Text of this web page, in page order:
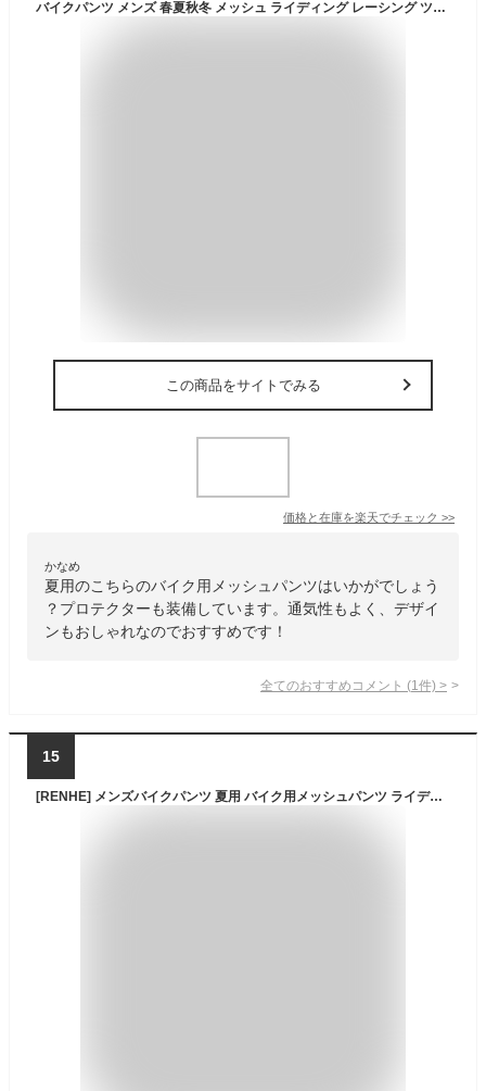
バイクパンツ メンズ 春夏秋冬 メッシュ ライディング レーシング ツーリング バイク用 4シーズン 防風耐磨 プロテクター装備 保温インナー付き
この商品をサイトでみる
価格と在庫を楽天でチェック >>
かなめ
夏用のこちらのバイク用メッシュパンツはいかがでしょう
？プロテクターも装備しています。通気性もよく、デザイ
ンもおしゃれなのでおすすめです！
全てのおすすめコメント (1 件) >
15
[RENHE] メンズバイクパンツ 夏用 バイク用メッシュパンツ ライディングパンツ 夏 ライダースパンツ プロテクター 通気 バイクズボン スリム レーシングパンツ ブラック XLサイズ